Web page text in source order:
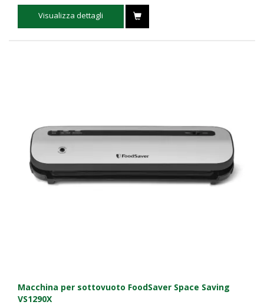
Visualizza dettagli
Macchina per sottovuoto FoodSaver Space Saving
VS1290X